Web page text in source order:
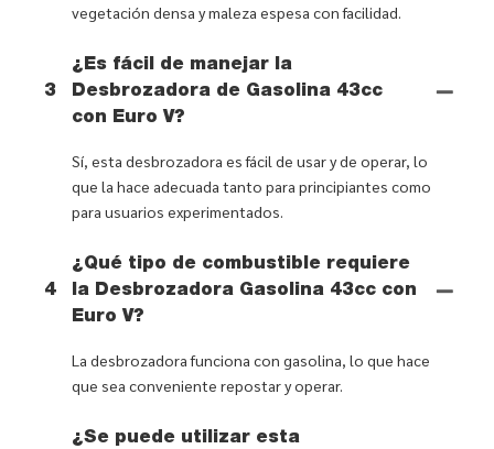
vegetación densa y maleza espesa con facilidad.
3
¿Es fácil de manejar la
Desbrozadora de Gasolina 43cc
con Euro V?
Sí, esta desbrozadora es fácil de usar y de operar, lo
que la hace adecuada tanto para principiantes como
para usuarios experimentados.
4
¿Qué tipo de combustible requiere
la Desbrozadora Gasolina 43cc con
Euro V?
La desbrozadora funciona con gasolina, lo que hace
que sea conveniente repostar y operar.
¿Se puede utilizar esta